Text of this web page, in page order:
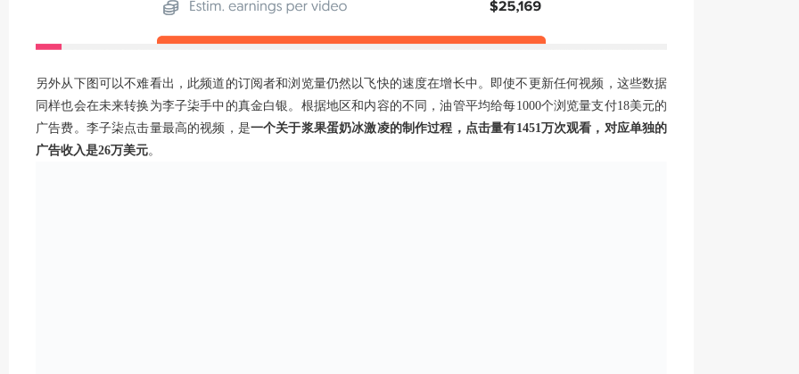
另外从下图可以不难看出，此频道的订阅者和浏览量仍然以飞快的速度在增长中。即使不更新任何视频，这些数据
同样也会在未来转换为李子柒手中的真金白银。根据地区和内容的不同，油管平均给每1000个浏览量支付18美元的
广告费。李子柒点击量最高的视频，是一个关于浆果蛋奶冰激凌的制作过程，点击量有1451万次观看，对应单独的
广告收入是26万美元。